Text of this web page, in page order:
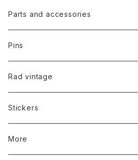
Parts and accessories
Pins
Rad vintage
Stickers
More